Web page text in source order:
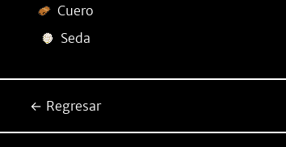
Cuero
Seda
← Regresar